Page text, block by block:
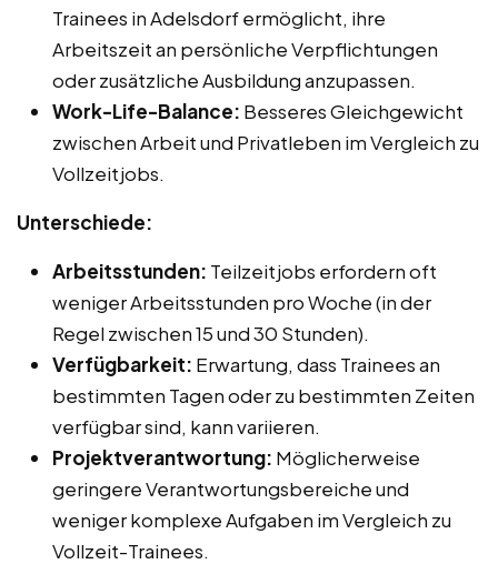
Trainees in Adelsdorf ermöglicht, ihre
Arbeitszeit an persönliche Verpflichtungen
oder zusätzliche Ausbildung anzupassen.
Work-Life-Balance: Besseres Gleichgewicht
zwischen Arbeit und Privatleben im Vergleich zu
Vollzeitjobs.
Unterschiede:
Arbeitsstunden: Teilzeitjobs erfordern oft
weniger Arbeitsstunden pro Woche (in der
Regel zwischen 15 und 30 Stunden).
Verfügbarkeit: Erwartung, dass Trainees an
bestimmten Tagen oder zu bestimmten Zeiten
verfügbar sind, kann variieren.
Projektverantwortung: Möglicherweise
geringere Verantwortungsbereiche und
weniger komplexe Aufgaben im Vergleich zu
Vollzeit-Trainees.